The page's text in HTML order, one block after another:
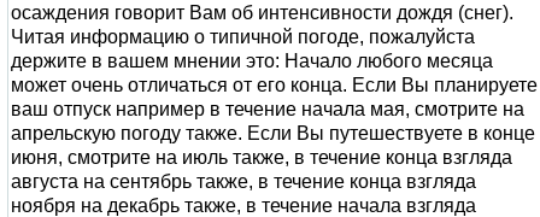
осаждения говорит Вам об интенсивности дождя (снег).
Читая информацию о типичной погоде, пожалуйста
держите в вашем мнении это: Начало любого месяца
может очень отличаться от его конца. Если Вы планируете
ваш отпуск например в течение начала мая, смотрите на
апрельскую погоду также. Если Вы путешествуете в конце
июня, смотрите на июль также, в течение конца взгляда
августа на сентябрь также, в течение конца взгляда
ноября на декабрь также, в течение начала взгляда